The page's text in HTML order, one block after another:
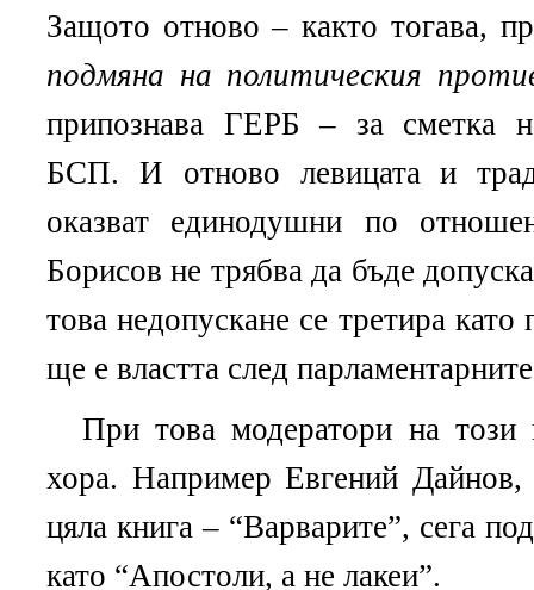
Защото отново – както тогава,
подмяна на политическия
припознава ГЕРБ – за сметка
БСП. И отново левицата и
оказват единодушни по
Борисов не трябва да бъде
това недопускане се третира
ще е властта след
При това модератори на
хора. Например Евгений
цяла книга – “Варварите”, сега
като “Апостоли, а не лакеи”.